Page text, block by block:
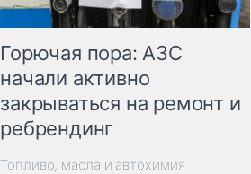
Горючая пора: АЗС
начали активно
закрываться на ремонт и
ребрендинг
Топливо, масла и автохимия